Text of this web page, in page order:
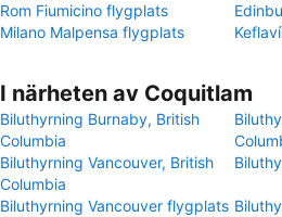
Rom Fiumicino flygplats
Milano Malpensa flygplats
I närheten av Coquitlam
Biluthyrning Burnaby, British
Columbia
Biluthyrning Vancouver, British
Columbia
Biluthyrning Vancouver flygplats